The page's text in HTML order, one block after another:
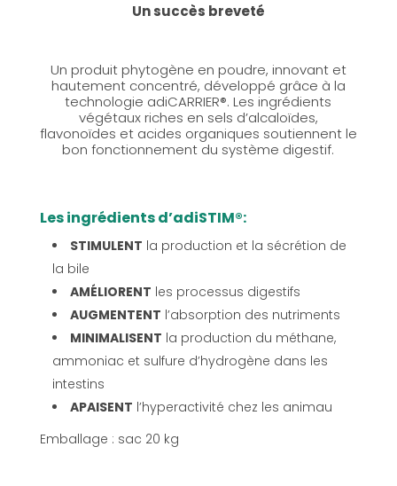
Un succès breveté
Un produit phytogène en poudre, innovant et
hautement concentré, développé grâce à la
technologie adiCARRIER®. Les ingrédients
végétaux riches en sels d’alcaloïdes,
flavonoïdes et acides organiques soutiennent le
bon fonctionnement du système digestif.
Les ingrédients d’adiSTIM®:
STIMULENT la production et la sécrétion de
la bile
AMÉLIORENT les processus digestifs
AUGMENTENT l’absorption des nutriments
MINIMALISENT la production du méthane,
ammoniac et sulfure d’hydrogène dans les
intestins
APAISENT l’hyperactivité chez les animau
Emballage : sac 20 kg